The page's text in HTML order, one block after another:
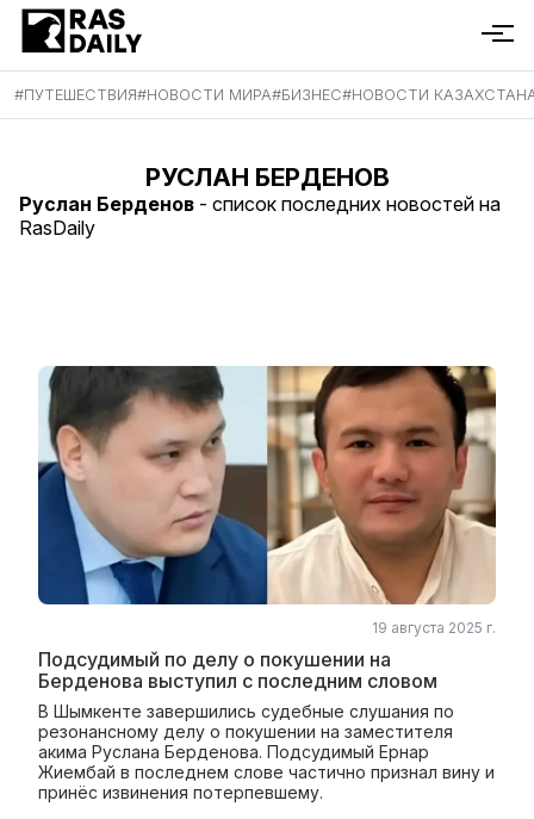
#ПУТЕШЕСТВИЯ#НОВОСТИ МИРА#БИЗНЕС#НОВОСТИ
РУСЛАН БЕРДЕНОВ
Руслан Берденов - список последних новостей на
RasDaily
19 августа 2025 г.
Подсудимый по делу о покушении на
Берденова выступил с последним словом
В Шымкенте завершились судебные слушания по
резонансному делу о покушении на заместителя
акима Руслана Берденова. Подсудимый Ернар
Жиембай в последнем слове частично признал вину и
принёс извинения потерпевшему.